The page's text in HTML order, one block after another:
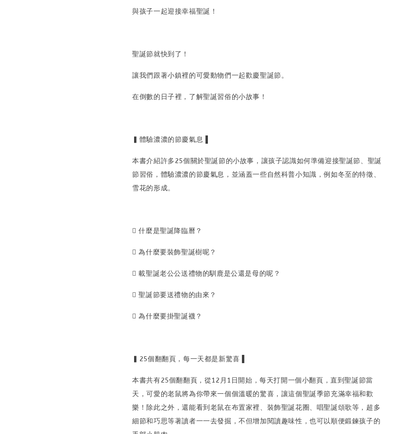
與孩子一起迎接幸福聖誕！
聖誕節就快到了！
讓我們跟著小鎮裡的可愛動物們一起歡慶聖誕節。
在倒數的日子裡，了解聖誕習俗的小故事！
▍體驗濃濃的節慶氣息 ▌
本書介紹許多25個關於聖誕節的小故事，讓孩子認識如何準備迎接聖誕節、聖誕
節習俗，體驗濃濃的節慶氣息，並涵蓋一些自然科普小知識，例如冬至的特徵、
雪花的形成。
 什麼是聖誕降臨曆？
 為什麼要裝飾聖誕樹呢？
 載聖誕老公公送禮物的馴鹿是公還是母的呢？
 聖誕節要送禮物的由來？
 為什麼要掛聖誕襪？
▍25個翻翻頁，每一天都是新驚喜 ▌
本書共有25個翻翻頁，從12月1日開始，每天打開一個小翻頁，直到聖誕節當
天，可愛的老鼠將為你帶來一個個溫暖的驚喜，讓這個聖誕季節充滿幸福和歡
樂！除此之外，還能看到老鼠在布置家裡、裝飾聖誕花圈、唱聖誕頌歌等，超多
細節和巧思等著讀者一一去發掘，不但增加閱讀趣味性，也可以順便鍛鍊孩子的